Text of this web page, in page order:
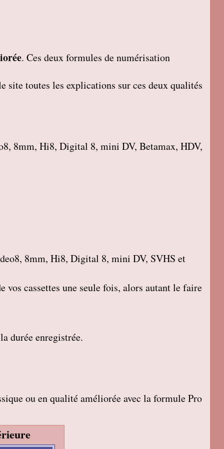
. Ces deux formules de numérisation
site toutes les explications sur ces deux qualités
8mm, Hi8, Digital 8, mini DV, Betamax, HDV,
8mm, Hi8, Digital 8, mini DV, SVHS et
cassettes une seule fois, alors autant le faire
durée enregistrée.
ou en qualité améliorée avec la formule Pro